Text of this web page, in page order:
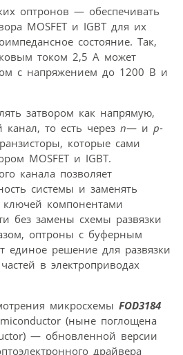
оптронов — обеспечивать
MOSFET и IGBT для их
состояние. Так,
током 2,5 А может
с напряжением до 1200 В и
затвором как напрямую,
то есть через n— и p-
которые сами
MOSFET и IGBT.
канала позволяет
системы и заменять
компонентами
без замены схемы развязки
оптроны с буферным
единое решение для развязки
в электроприводах
микросхемы FOD3184
(ныне поглощена
— обновленной версии
драйвера